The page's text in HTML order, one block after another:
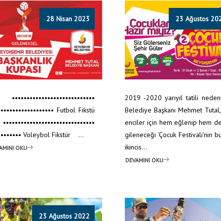
28 Nisan 2023
Futbol Fikstü
Voleybol Fikstür ...
OKU
23 Ağustos
2019 -2020 yarıyıl tatili
Belediye Başkanı Mehmet
enciler için hem eğlenip hem
gileneceği ‘Çocuk Festivali'nin
ikincis...
DEVAMINI OKU
23 Ağustos 2022